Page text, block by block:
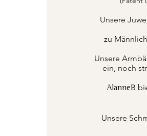
Unsere
zu
Unsere
ein, noch
AlanneB
Unsere